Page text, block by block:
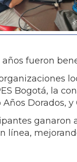
años fueron
Bogotá, la
Dorados, y
ganaron
línea,